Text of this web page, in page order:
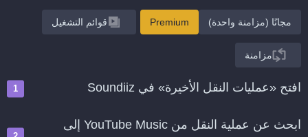
مجانًا (مزامنة واحدة) Premium قوائم التشغيل
مزامنة
افتح «عمليات النقل الأخيرة» في Soundiiz
ابحث عن عملية النقل من YouTube Music إلى